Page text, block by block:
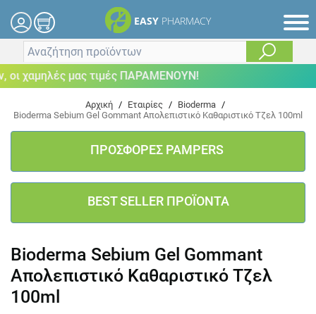
EASY PHARMACY
χαμηλές μας τιμές ΠΑΡΑΜΕΝΟΥΝ!
Αρχική / Εταιρίες / Bioderma /
Bioderma Sebium Gel Gommant Απολεπιστικό Καθαριστικό Τζελ 100ml
ΠΡΟΣΦΟΡΕΣ PAMPERS
BEST SELLER ΠΡΟΪΟΝΤΑ
Bioderma Sebium Gel Gommant
Απολεπιστικό Καθαριστικό Τζελ
100ml